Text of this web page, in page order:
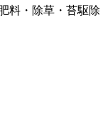
料・除草・苔駆除